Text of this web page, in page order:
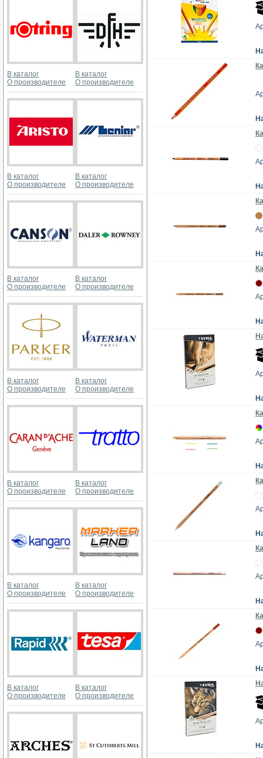
В каталог
О производителе
В каталог
О производителе
В каталог
О производителе
В каталог
О производителе
В каталог
О производителе
В каталог
О производителе
В каталог
О производителе
В каталог
О производителе
В каталог
О производителе
В каталог
О производителе
В каталог
О производителе
В каталог
О производителе
В каталог
О производителе
В каталог
О производителе